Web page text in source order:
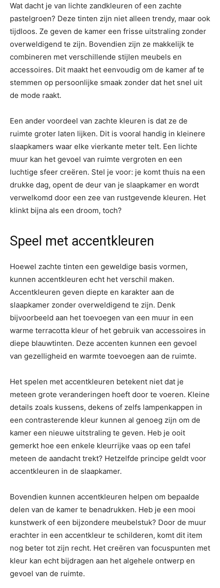
Wat dacht je van lichte zandkleuren of een zachte
pastelgroen? Deze tinten zijn niet alleen trendy, maar ook
tijdloos. Ze geven de kamer een frisse uitstraling zonder
overweldigend te zijn. Bovendien zijn ze makkelijk te
combineren met verschillende stijlen meubels en
accessoires. Dit maakt het eenvoudig om de kamer af te
stemmen op persoonlijke smaak zonder dat het snel uit
de mode raakt.
Een ander voordeel van zachte kleuren is dat ze de
ruimte groter laten lijken. Dit is vooral handig in kleinere
slaapkamers waar elke vierkante meter telt. Een lichte
muur kan het gevoel van ruimte vergroten en een
luchtige sfeer creëren. Stel je voor: je komt thuis na een
drukke dag, opent de deur van je slaapkamer en wordt
verwelkomd door een zee van rustgevende kleuren. Het
klinkt bijna als een droom, toch?
Speel met accentkleuren
Hoewel zachte tinten een geweldige basis vormen,
kunnen accentkleuren echt het verschil maken.
Accentkleuren geven diepte en karakter aan de
slaapkamer zonder overweldigend te zijn. Denk
bijvoorbeeld aan het toevoegen van een muur in een
warme terracotta kleur of het gebruik van accessoires in
diepe blauwtinten. Deze accenten kunnen een gevoel
van gezelligheid en warmte toevoegen aan de ruimte.
Het spelen met accentkleuren betekent niet dat je
meteen grote veranderingen hoeft door te voeren. Kleine
details zoals kussens, dekens of zelfs lampenkappen in
een contrasterende kleur kunnen al genoeg zijn om de
kamer een nieuwe uitstraling te geven. Heb je ooit
gemerkt hoe een enkele kleurrijke vaas op een tafel
meteen de aandacht trekt? Hetzelfde principe geldt voor
accentkleuren in de slaapkamer.
Bovendien kunnen accentkleuren helpen om bepaalde
delen van de kamer te benadrukken. Heb je een mooi
kunstwerk of een bijzondere meubelstuk? Door de muur
erachter in een accentkleur te schilderen, komt dit item
nog beter tot zijn recht. Het creëren van focuspunten met
kleur kan echt bijdragen aan het algehele ontwerp en
gevoel van de ruimte.